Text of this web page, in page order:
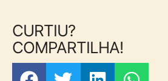
CURTIU?
COMPARTILHA!